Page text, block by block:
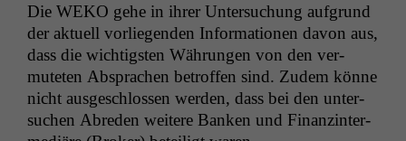
Die WEKO gehe in ihrer Unter­suchung auf­grund
der aktuell vor­liegen­den Infor­ma­tio­nen davon aus,
dass die wichtig­sten Währun­gen von den ver­
muteten Absprachen betrof­fen sind. Zudem könne
nicht aus­geschlossen wer­den, dass bei den unter­
suchen Abre­den weit­ere Banken und Finanz­in­ter­